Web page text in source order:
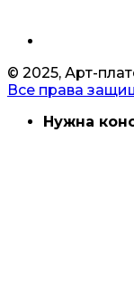
© 2025, Арт-
Все права
Нужна